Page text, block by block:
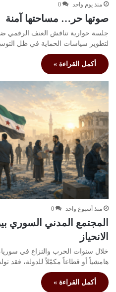
منذ يوم واحد 0
صوتها حر… مساحتها آمنة
جلسة حوارية تناقش العنف الرقمي
لتطوير سياسات الحماية في ظل
أكمل القراءة »
منذ أسبوع واحد 0
المجتمع المدني السوري
الانحياز
خلال سنوات الحرب والنزاع في سوريا،
هامشياً أو قطاعاً مكمّلاً للدولة، فقد
أكمل القراءة »